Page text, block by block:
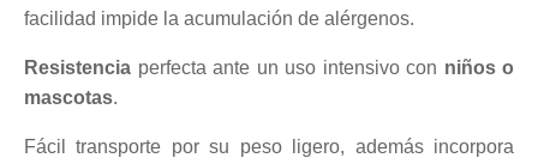
facilidad impide la acumulación de alérgenos.
Resistencia perfecta ante un uso intensivo con niños o
mascotas.
Fácil transporte por su peso ligero, además incorpora